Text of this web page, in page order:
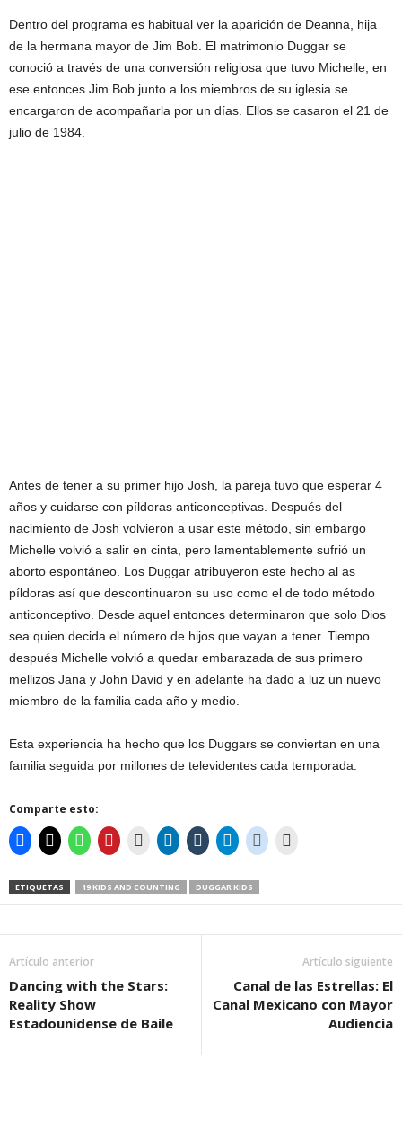
Dentro del programa es habitual ver la aparición de Deanna, hija
de la hermana mayor de Jim Bob. El matrimonio Duggar se
conoció a través de una conversión religiosa que tuvo Michelle, en
ese entonces Jim Bob junto a los miembros de su iglesia se
encargaron de acompañarla por un días. Ellos se casaron el 21 de
julio de 1984.
Antes de tener a su primer hijo Josh, la pareja tuvo que esperar 4
años y cuidarse con píldoras anticonceptivas. Después del
nacimiento de Josh volvieron a usar este método, sin embargo
Michelle volvió a salir en cinta, pero lamentablemente sufrió un
aborto espontáneo. Los Duggar atribuyeron este hecho al as
píldoras así que descontinuaron su uso como el de todo método
anticonceptivo. Desde aquel entonces determinaron que solo Dios
sea quien decida el número de hijos que vayan a tener. Tiempo
después Michelle volvió a quedar embarazada de sus primero
mellizos Jana y John David y en adelante ha dado a luz un nuevo
miembro de la familia cada año y medio.
Esta experiencia ha hecho que los Duggars se conviertan en una
familia seguida por millones de televidentes cada temporada.
Comparte esto:
ETIQUETAS 19 KIDS AND COUNTING DUGGAR KIDS
Artículo anterior
Dancing with the Stars:
Reality Show
Estadounidense de Baile
Artículo siguiente
Canal de las Estrellas: El
Canal Mexicano con Mayor
Audiencia